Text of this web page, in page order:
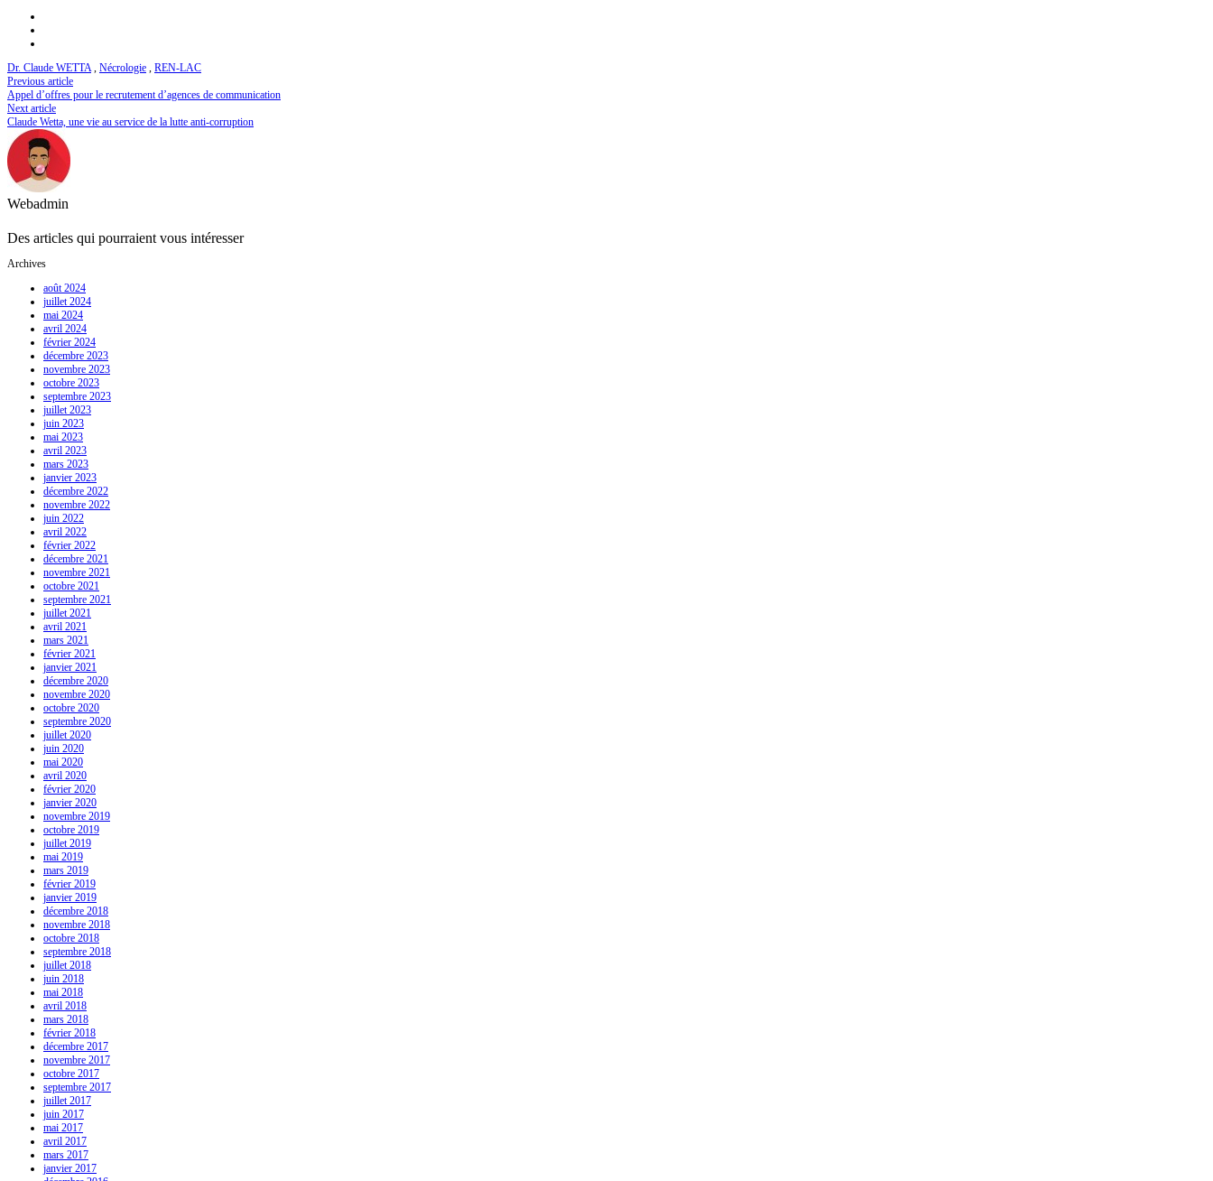
Dr. Claude WETTA, Nécrologie , REN-LAC
Previous article
Appel d’offres pour le recrutement d’agences de communication
Next article
Claude Wetta, une vie au service de la lutte anti-corruption
Webadmin
Des articles qui pourraient vous intéresser
Archives
août 2024
juillet 2024
mai 2024
avril 2024
février 2024
décembre 2023
novembre 2023
octobre 2023
septembre 2023
juillet 2023
juin 2023
mai 2023
avril 2023
mars 2023
janvier 2023
décembre 2022
novembre 2022
juin 2022
avril 2022
février 2022
décembre 2021
novembre 2021
octobre 2021
septembre 2021
juillet 2021
avril 2021
mars 2021
février 2021
janvier 2021
décembre 2020
novembre 2020
octobre 2020
septembre 2020
juillet 2020
juin 2020
mai 2020
avril 2020
février 2020
janvier 2020
novembre 2019
octobre 2019
juillet 2019
mai 2019
mars 2019
février 2019
janvier 2019
décembre 2018
novembre 2018
octobre 2018
septembre 2018
juillet 2018
juin 2018
mai 2018
avril 2018
mars 2018
février 2018
décembre 2017
novembre 2017
octobre 2017
septembre 2017
juillet 2017
juin 2017
mai 2017
avril 2017
mars 2017
janvier 2017